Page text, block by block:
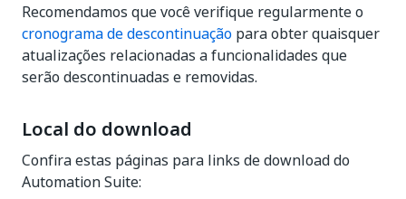
Recomendamos que você verifique regularmente o
cronograma de descontinuação para obter quaisquer
atualizações relacionadas a funcionalidades que
serão descontinuadas e removidas.
Local do download
Confira estas páginas para links de download do
Automation Suite: